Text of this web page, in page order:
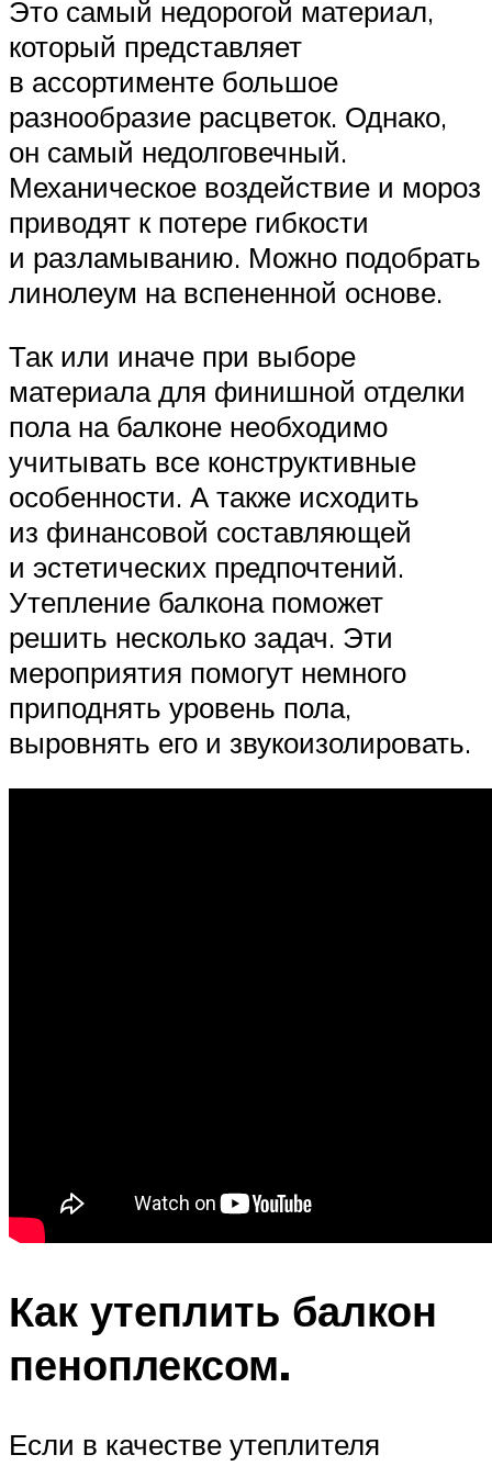
Это самый недорогой материал,
который представляет
в ассортименте большое
разнообразие расцветок. Однако,
он самый недолговечный.
Механическое воздействие и мороз
приводят к потере гибкости
и разламыванию. Можно подобрать
линолеум на вспененной основе.
Так или иначе при выборе
материала для финишной отделки
пола на балконе необходимо
учитывать все конструктивные
особенности. А также исходить
из финансовой составляющей
и эстетических предпочтений.
Утепление балкона поможет
решить несколько задач. Эти
мероприятия помогут немного
приподнять уровень пола,
выровнять его и звукоизолировать.
Как утеплить балкон
пеноплексом.
Если в качестве утеплителя